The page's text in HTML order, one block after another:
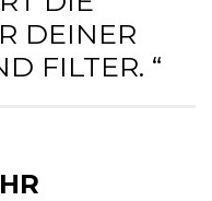
DEINER
FILTER. “